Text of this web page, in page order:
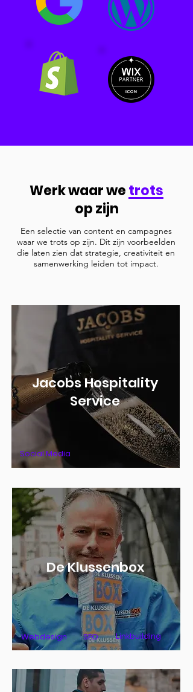
Werk waar wetrots
op zijn
Een selectie van content en campagnes
waar we trots op zijn. Dit zijn voorbeelden
die laten zien dat strategie, creativiteit en
samenwerking leiden tot impact.
Jacobs Hospitality
Service
Social Media
De Klussenbox
SEO Linkbuilding
Webdesign